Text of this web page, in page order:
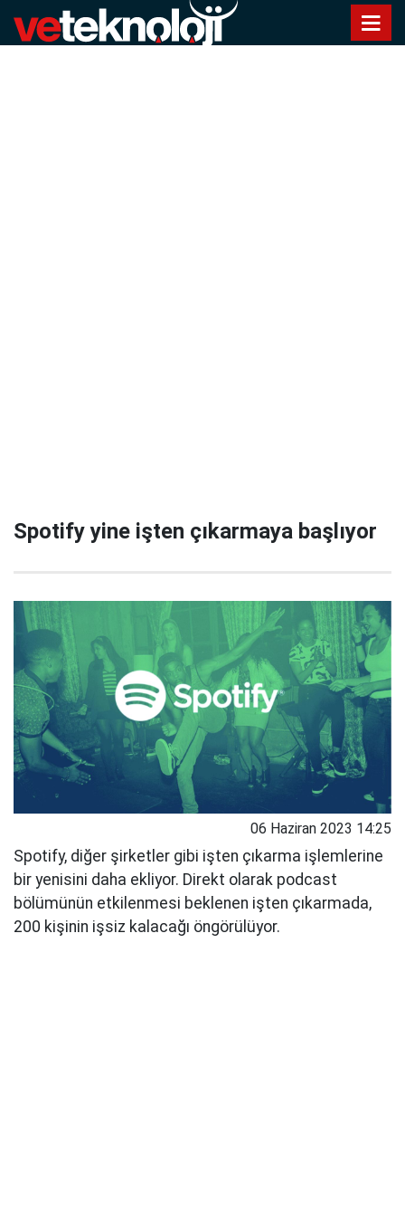
Spotify yine işten çıkarmaya başlıyor
06 Haziran 2023 14:25
Spotify, diğer şirketler gibi işten çıkarma işlemlerine
bir yenisini daha ekliyor. Direkt olarak podcast
bölümünün etkilenmesi beklenen işten çıkarmada,
200 kişinin işsiz kalacağı öngörülüyor.